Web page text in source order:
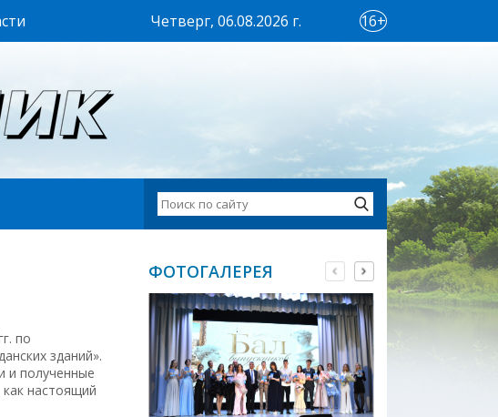
Четверг, 06.08.2026 г. 16+
по
зданий».
и полученные
настоящий
ФОТОГАЛЕРЕЯ